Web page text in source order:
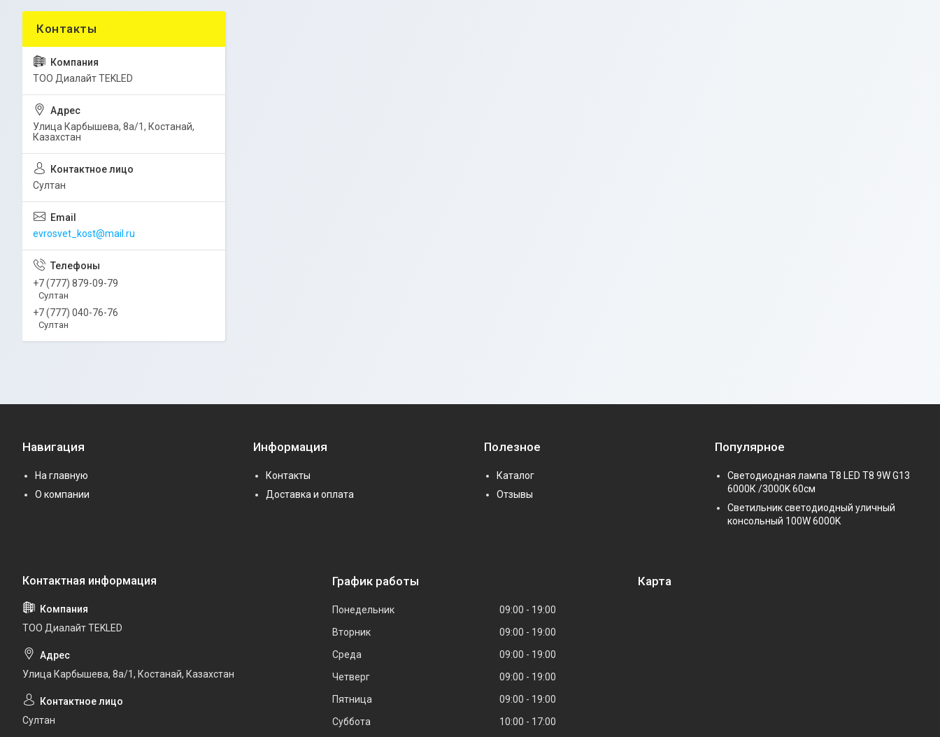
ТОО Диалайт TEKLED
Улица Карбышева, 8а/1, Костанай,
Казахстан
Султан
evrosvet_kost@mail.ru
+7 (777) 879-09-79
Султан
+7 (777) 040-76-76
Султан
Навигация
На главную
О компании
Информация
Контакты
Доставка и оплата
Полезное
Каталог
Отзывы
Популярное
Светодиодная лампа Т8 LED T8 9W G13
6000К /3000K 60см
Светильник светодиодный уличный
консольный 100W 6000K
ТОО Диалайт TEKLED
Улица Карбышева, 8а/1, Костанай, Казахстан
Султан
График работы
Понедельник 09:00
19:00
Вторник
09:00
19:00
Среда
09:00
19:00
Четверг
09:00
19:00
Пятница
09:00
19:00
Суббота
10:00 17:00
Карта